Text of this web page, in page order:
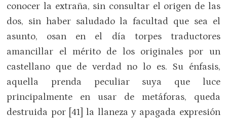
conocer la extraña, sin consultar el origen de las
dos, sin haber saludado la facultad que sea el
asunto, osan en el día torpes traductores
amancillar el mérito de los originales por un
castellano que de verdad no lo es. Su énfasis,
aquella prenda peculiar suya que luce
principalmente en usar de metáforas, queda
destruida por [41] la llaneza y apagada expresión